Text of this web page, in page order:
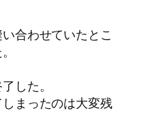
合わせていたとこ
した。
まったのは大変残